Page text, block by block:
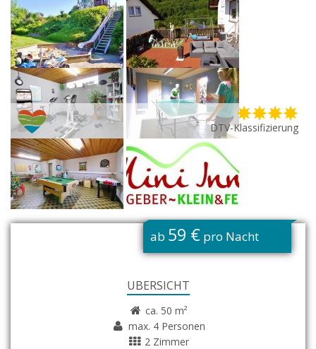
DTV-Klassifizierung
ab 59 € pro Nacht
ÜBERSICHT
ca. 50 m²
max. 4 Personen
2 Zimmer